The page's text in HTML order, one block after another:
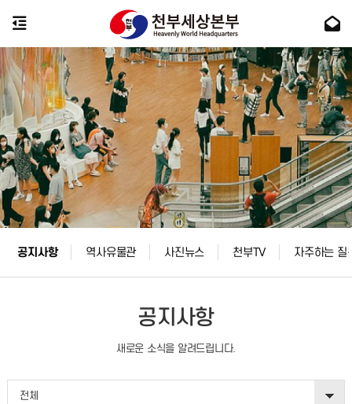
공지사항 역사유물관 사진뉴스 천부TV 자주하는 질
공지사항
새로운 소식을 알려드립니다.
전체